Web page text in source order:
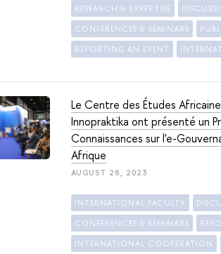
RESEARCH & EXPERTISE
CONFERENCES & SEMINARS
REPORTING AN EVENT
Le Centre des Études
Innopraktika ont présenté un
Connaissances sur l'e-
Afrique
AUGUST 28, 2023
INTERNATIONAL FACULTY
CONFERENCES & SEMINARS
INTERNATIONAL COOPERATION